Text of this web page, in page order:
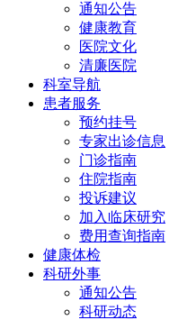
通知公告
健康教育
医院文化
清廉医院
科室导航
患者服务
预约挂号
专家出诊信息
门诊指南
住院指南
投诉建议
加入临床研究
费用查询指南
健康体检
科研外事
通知公告
科研动态